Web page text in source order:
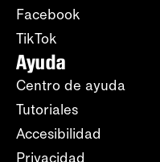
Facebook
TikTok
Ayuda
Centro de ayuda
Tutoriales
Accesibilidad
Privacidad